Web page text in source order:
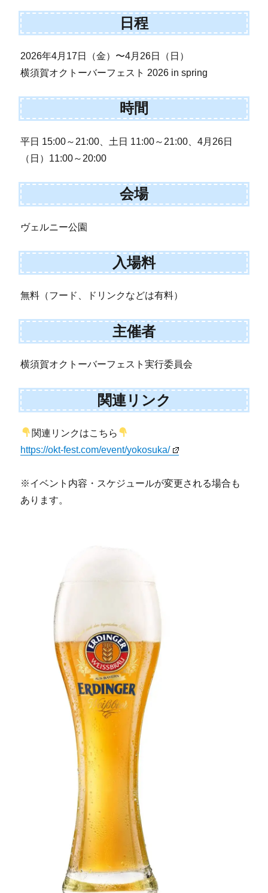
日程
2026年4月17日（金）〜4月26日（日）
横須賀オクトーバーフェスト 2026 in spring
時間
平日 15:00～21:00、土日 11:00～21:00、4月26日
（日）11:00～20:00
会場
ヴェルニー公園
入場料
無料（フード、ドリンクなどは有料）
主催者
横須賀オクトーバーフェスト実行委員会
関連リンク
関連リンクはこちら
https://okt-fest.com/event/yokosuka/
※イベント内容・スケジュールが変更される場合も
あります。